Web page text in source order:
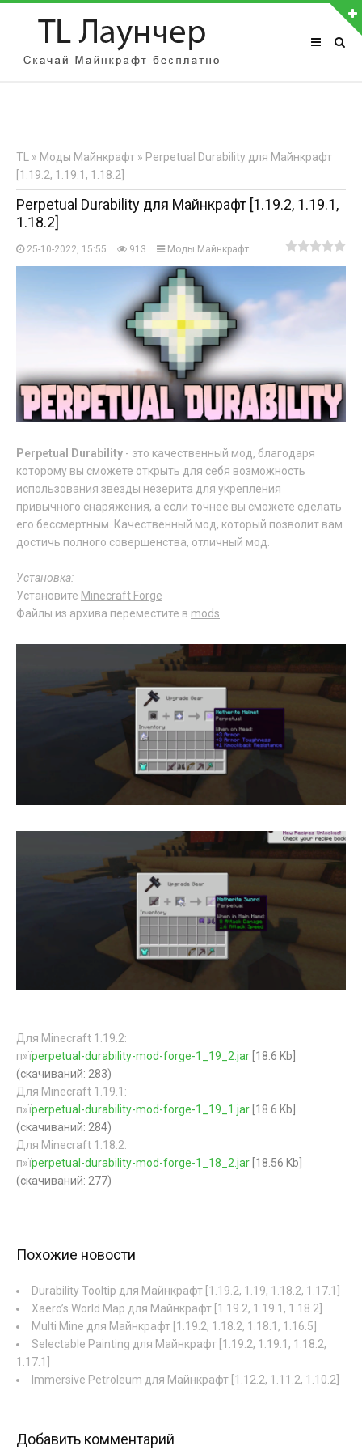
АВТОРИЗАЦИЯ НА САЙТЕ
Регистрация
TL » Моды Майнкрафт » Perpetual Durability для Майнкрафт
[1.19.2, 1.19.1, 1.18.2]
Perpetual Durability для Майнкрафт [1.19.2, 1.19.1,
1.18.2]
25-10-2022, 15:55 913 Моды Майнкрафт
Perpetual Durability - это качественный мод, благодаря
которому вы сможете открыть для себя возможность
использования звезды незерита для укрепления
привычного снаряжения, а если точнее вы сможете сделать
его бессмертным. Качественный мод, который позволит вам
достичь полного совершенства, отличный мод.
Установка:
Установите Minecraft Forge
Файлы из архива переместите в mods
Для Minecraft 1.19.2:
п»їperpetual-durability-mod-forge-1_19_2.jar [18.6 Kb]
(cкачиваний: 283)
Для Minecraft 1.19.1:
п»їperpetual-durability-mod-forge-1_19_1.jar [18.6 Kb]
(cкачиваний: 284)
Для Minecraft 1.18.2:
п»їperpetual-durability-mod-forge-1_18_2.jar [18.56 Kb]
(cкачиваний: 277)
Похожие новости
Durability Tooltip для Майнкрафт [1.19.2, 1.19, 1.18.2, 1.17.1]
Xaero’s World Map для Майнкрафт [1.19.2, 1.19.1, 1.18.2]
Multi Mine для Майнкрафт [1.19.2, 1.18.2, 1.18.1, 1.16.5]
Selectable Painting для Майнкрафт [1.19.2, 1.19.1, 1.18.2,
1.17.1]
Immersive Petroleum для Майнкрафт [1.12.2, 1.11.2, 1.10.2]
Добавить комментарий